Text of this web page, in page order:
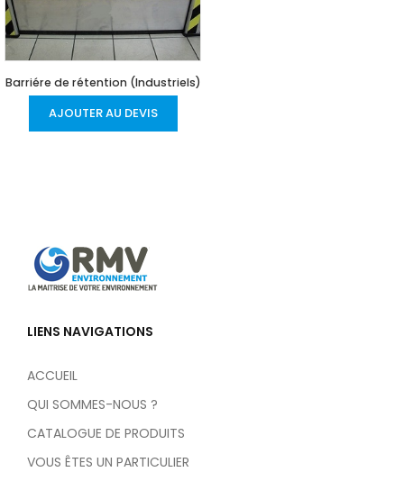
Barriére de rétention (Industriels)
AJOUTER AU DEVIS
LIENS NAVIGATIONS
ACCUEIL
QUI SOMMES-NOUS ?
CATALOGUE DE PRODUITS
VOUS ÊTES UN PARTICULIER